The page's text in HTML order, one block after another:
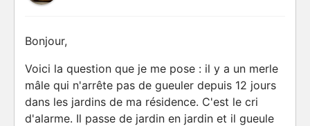
Bonjour,
Voici la question que je me pose : il y a un merle
mâle qui n'arrête pas de gueuler depuis 12 jours
dans les jardins de ma résidence. C'est le cri
d'alarme. Il passe de jardin en jardin et il gueule